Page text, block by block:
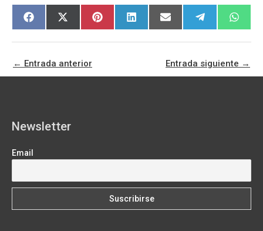
Compartir
en
F
a
e
o
o
Compartir
en
X
(
w
t
Compartir
en
P
i
t
Compartir
en
L
i
k
Compartir
en
E
m
i
Compartir
en
e
e
r
a
en
W
h
t
p
← Entrada anterior Entrada siguiente →
Newsletter
Email